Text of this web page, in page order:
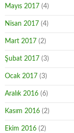
Mayıs 2017 (4)
Nisan 2017 (4)
Mart 2017 (2)
Şubat 2017 (3)
Ocak 2017 (3)
Aralık 2016 (6)
Kasım 2016 (2)
Ekim 2016 (2)